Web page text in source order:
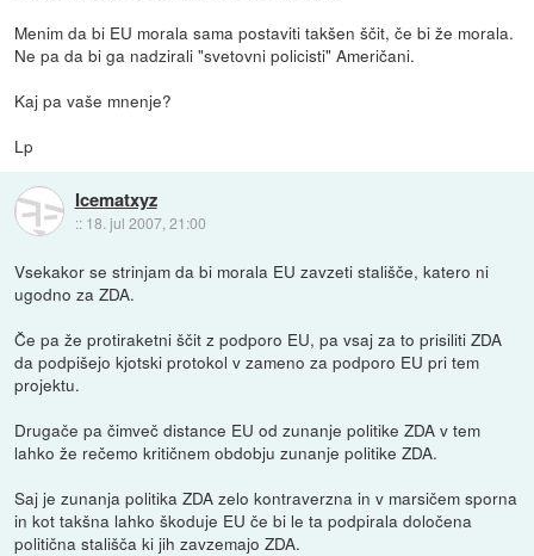
Menim da bi EU morala sama postaviti takšen ščit, če bi že morala.
Ne pa da bi ga nadzirali "svetovni policisti" Američani.
Kaj pa vaše mnenje?
Lp
Icematxyz
:: 18. jul 2007, 21:00
Vsekakor se strinjam da bi morala EU zavzeti stališče, katero ni
ugodno za ZDA.
Če pa že protiraketni ščit z podporo EU, pa vsaj za to prisiliti ZDA
da podpišejo kjotski protokol v zameno za podporo EU pri tem
projektu.
Drugače pa čimveč distance EU od zunanje politike ZDA v tem
lahko že rečemo kritičnem obdobju zunanje politike ZDA.
Saj je zunanja politika ZDA zelo kontraverzna in v marsičem sporna
in kot takšna lahko škoduje EU če bi le ta podpirala določena
politična stališča ki jih zavzemajo ZDA.